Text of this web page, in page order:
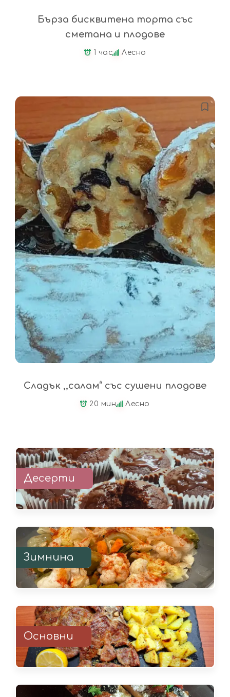
Бърза бисквитена торта със
сметана и плодове
1 час Лесно
Сладък ,,салам“ със сушени плодове
20 мин Лесно
Десерти
Зимнина
Основни